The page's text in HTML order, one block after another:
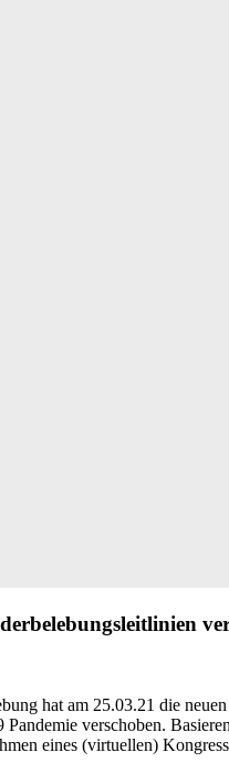
hat am 25.03.21 die
verschoben.
eines (virtuellen)